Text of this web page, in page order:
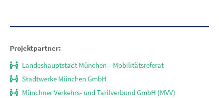
Projektpartner:
Landeshauptstadt München – Mobilitätsreferat
Stadtwerke München GmbH
Münchner Verkehrs- und Tarifverbund GmbH (MVV)